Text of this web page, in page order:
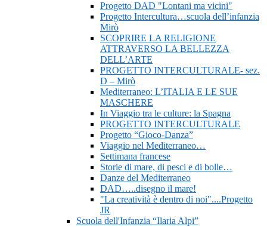
Progetto DAD "Lontani ma vicini"
Progetto Intercultura…scuola dell’infanzia
Mirò
SCOPRIRE LA RELIGIONE
ATTRAVERSO LA BELLEZZA
DELL’ARTE
PROGETTO INTERCULTURALE- sez.
D – Mirò
Mediterraneo: L’ITALIA E LE SUE
MASCHERE
In Viaggio tra le culture: la Spagna
PROGETTO INTERCULTURALE
Progetto “Gioco-Danza”
Viaggio nel Mediterraneo…
Settimana francese
Storie di mare, di pesci e di bolle…
Danze del Mediterraneo
DAD…..disegno il mare!
"La creatività è dentro di noi"....Progetto
JR
Scuola dell'Infanzia “Ilaria Alpi”